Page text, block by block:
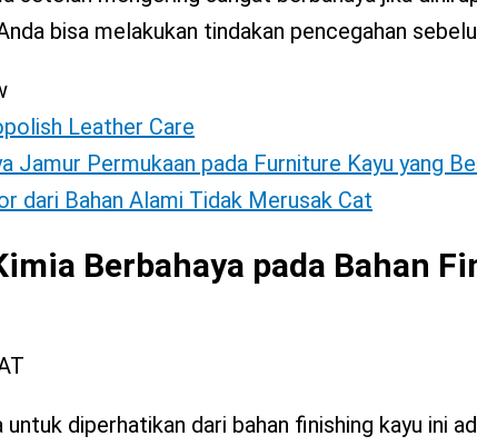
bisa melakukan tindakan pencegahan
Leather Care
Jamur Permukaan pada Furniture Kayu yang
dari Bahan Alami Tidak Merusak Cat
Berbahaya pada Bahan
untuk diperhatikan dari bahan finishing kayu ini